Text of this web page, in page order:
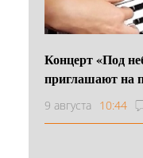
Концерт «Под
приглашают на
9 августа 10:44